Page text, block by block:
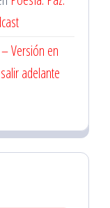
Versión en
adelante